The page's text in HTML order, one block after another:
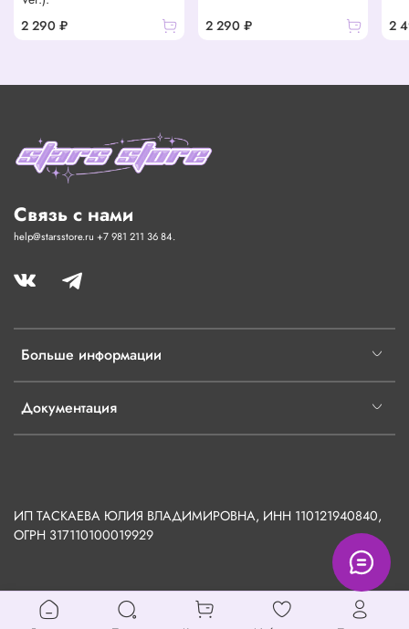
2 290 ₽
2 290 ₽ 2
Больше информации
Документация
Связь с нами
help@starsstore.ru +7 981 211 36 84.
ИП ТАСКАЕВА ЮЛИЯ ВЛАДИМИРОВНА, ИНН 110121940840,
ОГРН 317110100019929